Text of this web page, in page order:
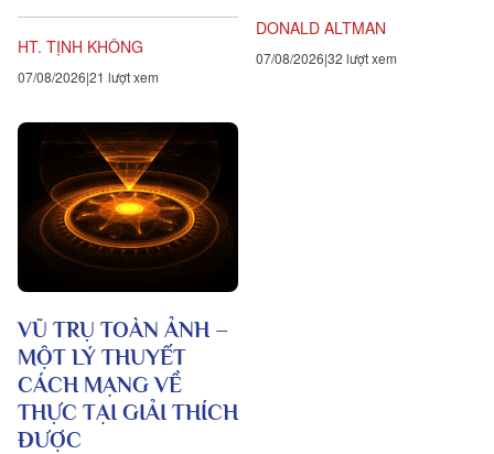
hành giả Tịnh...
HT. TỊNH KHÔNG
07/08/2026 21 lượt xem
DONALD ALTMAN
07/08/2026 32 lượt xem
VŨ TRỤ TOÀN ẢNH –
MỘT LÝ THUYẾT
CÁCH MẠNG VỀ
THỰC TẠI GIẢI THÍCH
ĐƯỢC